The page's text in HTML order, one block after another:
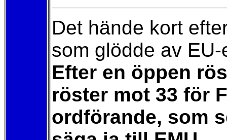
Det hände kort
som glödde av
Efter en öppen
röster mot 33 för
ordförande, som